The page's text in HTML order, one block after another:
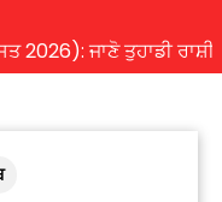
ਜਾਣੋ ਤੁਹਾਡੀ ਰਾਸ਼ੀ ‘ਤੇ